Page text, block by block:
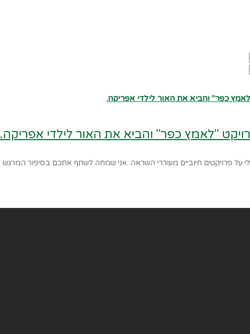
"לאמץ כפר" והביא את האור לילדי אפריקה.
על פרויקטים חיוביים מעוררי השראה. אני שמחה לשתף אתכם בסיפור המרגש